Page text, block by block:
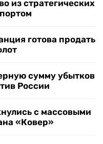
из стратегических
готова продать
сумму убытков
России
с массовыми
«Ковер»